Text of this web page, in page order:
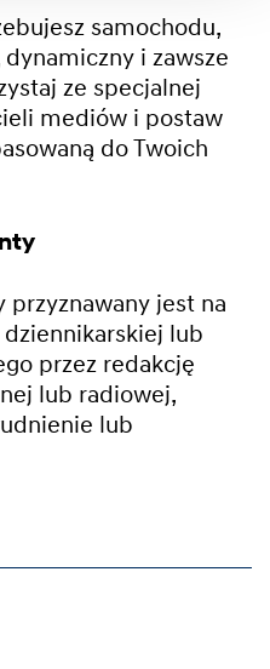
samochodu,
i zawsze
ze specjalnej
mediów i postaw
do Twoich
przyznawany jest na
lub
przez redakcję
lub radiowej,
lub